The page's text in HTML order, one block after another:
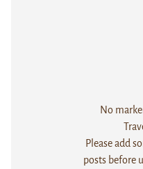
No
Please add
posts before